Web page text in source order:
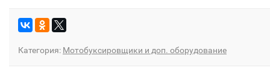
Категория: Мотобуксировщики и доп. оборудование